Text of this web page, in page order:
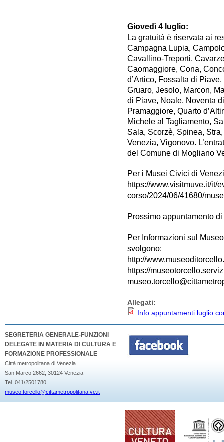
Giovedì 4 luglio:
La gratuità è riservata ai
Campagna Lupia,
Cavallino-Treporti,
Caomaggiore, Cona,
d’Artico, Fossalta di
Gruaro, Jesolo, Marcon,
di Piave, Noale, Noventa
Pramaggiore, Quarto
Michele al Tagliamento,
Sala, Scorzè, Spinea,
Venezia, Vigonovo.
del Comune di Mogliano
Per i Musei Civici di
https://www.visitmuve.it/it/
corso/2024/06/41680/
Prossimo appuntamento
Per Informazioni sul
svolgono:
http://
https://
Allegati:
Info appuntamenti luglio
SEGRETERIA GENERALE-FUNZIONI
DELEGATE IN MATERIA DI CULTURA E
FORMAZIONE PROFESSIONALE
Città metropolitana di Venezia
San Marco 2662, 30124 Venezia
Tel. 041/2501780
museo.torcello@cittametropolitana.ve.it